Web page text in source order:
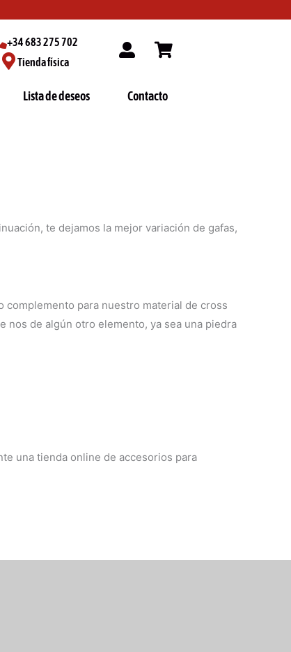
+34 683 275 702
Tienda física
Lista de deseos Contacto
te dejamos la mejor variación de gafas,
complemento para nuestro material de cross
nos de algún otro elemento, ya sea una piedra
una tienda online de accesorios para